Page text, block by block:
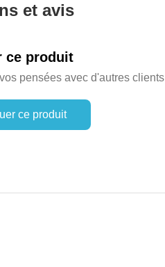
et avis
ce produit
pensées avec d'autres clients
ce produit